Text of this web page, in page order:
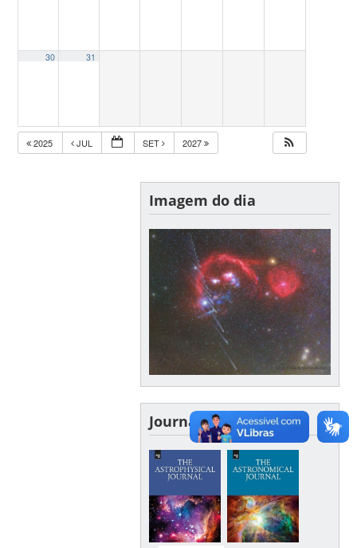
30 31
2025 JUL SET 2027
Imagem do dia
Journals